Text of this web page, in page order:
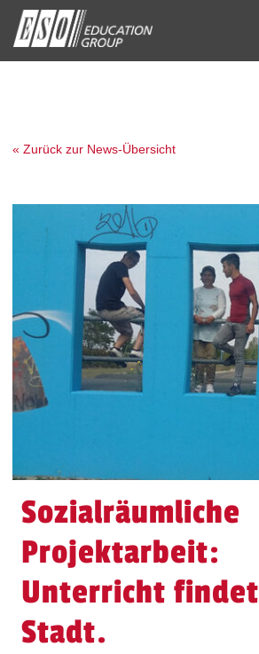
« Zurück zur News-Übersicht
Sozialräumliche
Projektarbeit:
Unterricht findet
Stadt.